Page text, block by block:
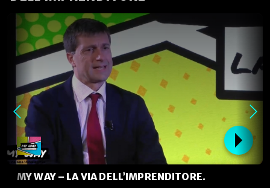
MY WAY – LA VIA DELL’IMPRENDITORE.